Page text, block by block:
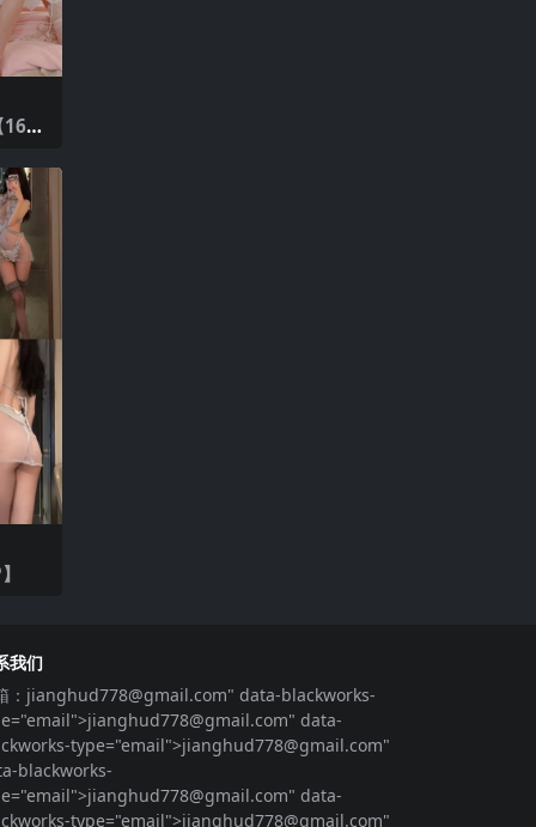
我们
： jianghud778@gmail.com" data-blackworks-
jianghud778@gmail.com" data-
type="email">jianghud778@gmail.com"
blackworks-
jianghud778@gmail.com" data-
type="email">jianghud778@gmail.com"